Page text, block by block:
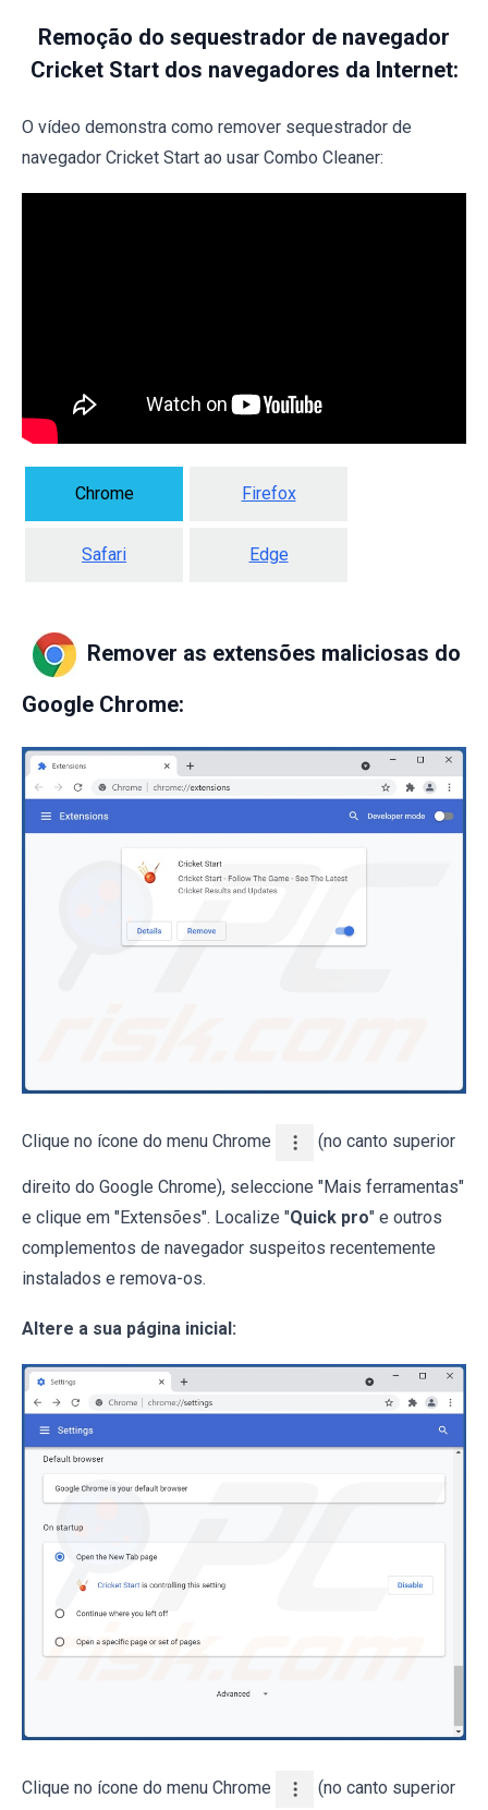
Remoção do sequestrador de navegador
Cricket Start dos navegadores da Internet:
O vídeo demonstra como remover sequestrador de
navegador Cricket Start ao usar Combo Cleaner:
Chrome Firefox
Safari Edge
Remover as extensões maliciosas do
Google Chrome:
Clique no ícone do menu Chrome (no canto superior
direito do Google Chrome), seleccione "Mais ferramentas"
e clique em "Extensões". Localize "Quick pro" e outros
complementos de navegador suspeitos recentemente
instalados e remova-os.
Altere a sua página inicial:
Clique no ícone do menu Chrome (no canto superior